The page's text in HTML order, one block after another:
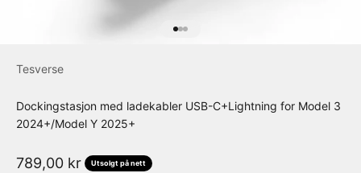
Tesverse
Dockingstasjon med ladekabler USB-C+Lightning for Model 3
2024+/Model Y 2025+
Salgspris
789,00 kr Utsolgt på nett